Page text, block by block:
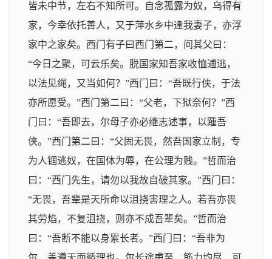
皆未中节，左右不知所可。自念孤露为奴，乌得有
家，今幸依托善人，又于萍水乡中逢我妻子，亦浮
家中之家矣。西门有子曰西门第二，问其父曰：
“今日之聚，可云乐矣。脱国家知吾家收恤逋逃，
以法见绳，又当如何？”西门曰：“吾既行侠，于法
亦所愿受。”西门第二曰：“父老，下狱奈何？”西
门曰：“吾即去，尔母子亦必继志述事，以踵吾
侠。”西门第二曰：“父固无畏，然吾国家立制，专
为人锢逃奴，在国体为辱，在公理为贱。”哲而治
曰：“西门先生，请勿以我故自破其家。”西门曰：
“无畏，吾辈是天所命以沮挠害理之人。若吾亦畏
其劳焰，不复沮挠，则亦不成吾辈矣。”哲而治
曰：“吾断不能以身累长者。”西门曰：“吾非为